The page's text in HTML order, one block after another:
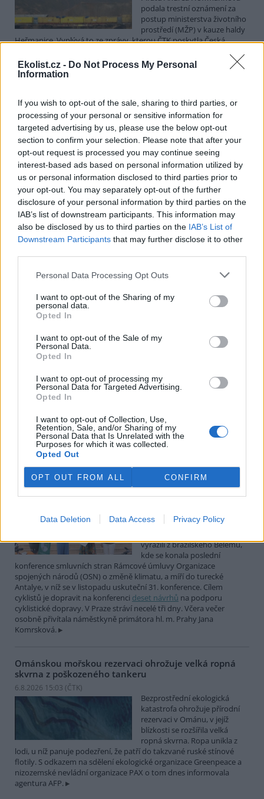
Ekolist.cz - Do Not Process My Personal
Information
If you wish to opt-out of the sale, sharing to third parties, or
processing of your personal or sensitive information for
targeted advertising by us, please use the below opt-out
section to confirm your selection. Please note that after your
opt-out request is processed you may continue seeing
interest-based ads based on personal information utilized by
us or personal information disclosed to third parties prior to
your opt-out. You may separately opt-out of the further
disclosure of your personal information by third parties on the
IAB’s list of downstream participants. This information may
also be disclosed by us to third parties on the IAB’s List of
Downstream Participants that may further disclose it to other
Personal Data Processing Opt Outs
I want to opt-out of the Sharing of my
personal data.
Opted In
I want to opt-out of the Sale of my
Personal Data.
Opted In
I want to opt-out of processing my
Personal Data for Targeted Advertising.
Opted In
I want to opt-out of Collection, Use,
Retention, Sale, and/or Sharing of my
Personal Data that Is Unrelated with the
Purposes for which it was collected.
Opted Out
OPT OUT FROM ALL CONFIRM
Data Deletion Data Access Privacy Policy
podala trestní oznámení za
postup ministerstva životního
prostředí (MŽP) v kauze haldy
Heřmanice. Vyplývá to ze zprávy, kterou ČTK poskytla Česká
případu České inspekci životního prostředí (ČIŽP) a zastavení řízení.
Hoffmannová ČTK sdělila, že trestní oznámení podala proti dosud
zjištěna prověřováním. Stanovisko MŽP a ČIŽP ČTK shání.
Ředitelé odborů i mluvčí se z ČIŽP rozhodli odejít z
vlastní vůle, řekl Straka
6.8.2026 15:22 (ČTK)
Ředitel odboru vnitřních
služeb Matěj Mrlina, vedoucí
služebního úřadu Oldřich
Jarolím a tisková mluvčí Miriam
Loužecká končí na České
inspekci životního prostředí (ČIŽP) z vlastní iniciativy. Na dotaz ČTK
to napsal nový ředitel inspekce Pavel Straka (za Motoristy). O jejich
plánovaných odchodechinformovalyv pondělí Seznam Zprávy.
Veterináři v horku ošetřují více zvířat, ohrožení jsou psi
se zploštělým čumákem
Veterináři v současných
vedrech ošetřují více zvířat.
krátkou lebkou a zploštělým
čumákem, jako jsou například mopsi nebo buldočci, starší jedinci a
zvířata se srdečním onemocněním. Jejich majitelé pro ně
dehydrataci nebo kolapsu. ČTK to sdělila viceprezidentka Komory
veterinárních lékařů ČR Kateřina Valdhans.
Do Prahy dorazili jezdci cyklistické štafety, míří na
konferenci o klimatu
Do Prahy dnes dorazili jezdci
mezinárodní cyklistické štafety
vyrazili z brazilského Belému,
kde se konala poslední
konference smluvních stran Rámcové úmluvy Organizace
spojených národů (OSN) o změně klimatu, a míří do turecké
Antalye, v níž se v listopadu uskuteční 31. konference. Cílem
cyklistů je dopravit na konferenci deset návrhů na podporu
cyklistické dopravy. V Praze stráví necelé tři dny. Včera večer
osobně přivítala náměstkyně primátora hl. m. Prahy Jana
Komrsková.
Ománskou mořskou rezervaci ohrožuje velká ropná
skvrna z poškozeného tankeru
6.8.2026 15:03 (ČTK)
Bezprostřední ekologická
katastrofa ohrožuje přírodní
rezervaci v Ománu, v jejíž
blízkosti se rozšířila velká
ropná skvrna. Ropa unikla z
lodi, u níž panuje podezření, že patří do takzvané ruské stínové
flotily. S odkazem na sdělení ekologické organizace Greenpeace a
nizozemské nevládní organizace PAX o tom dnes informovala
agentura AFP.